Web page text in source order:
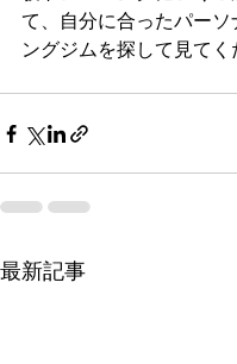
て、自分に合ったパーソ
ングジムを探して見てく
最新記事